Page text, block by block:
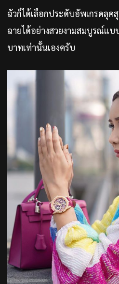
ฉัวก็ได้เลือกประดับอัพเกรดลุค
ฉายได้อย่างสวยงามสมบูรณ์แบ
บาทเท่านั้นเองครับ